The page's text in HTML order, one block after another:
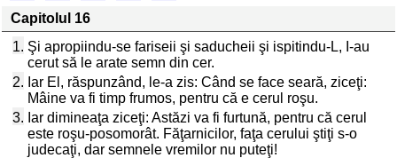
Capitolul 16
1. Şi apropiindu-se fariseii şi saducheii şi ispitindu-L, I-au
cerut să le arate semn din cer.
2. Iar El, răspunzând, le-a zis: Când se face seară, ziceţi:
Mâine va fi timp frumos, pentru că e cerul roşu.
3. Iar dimineaţa ziceţi: Astăzi va fi furtună, pentru că cerul
este roşu-posomorât. Făţarnicilor, faţa cerului ştiţi s-o
judecaţi, dar semnele vremilor nu puteţi!